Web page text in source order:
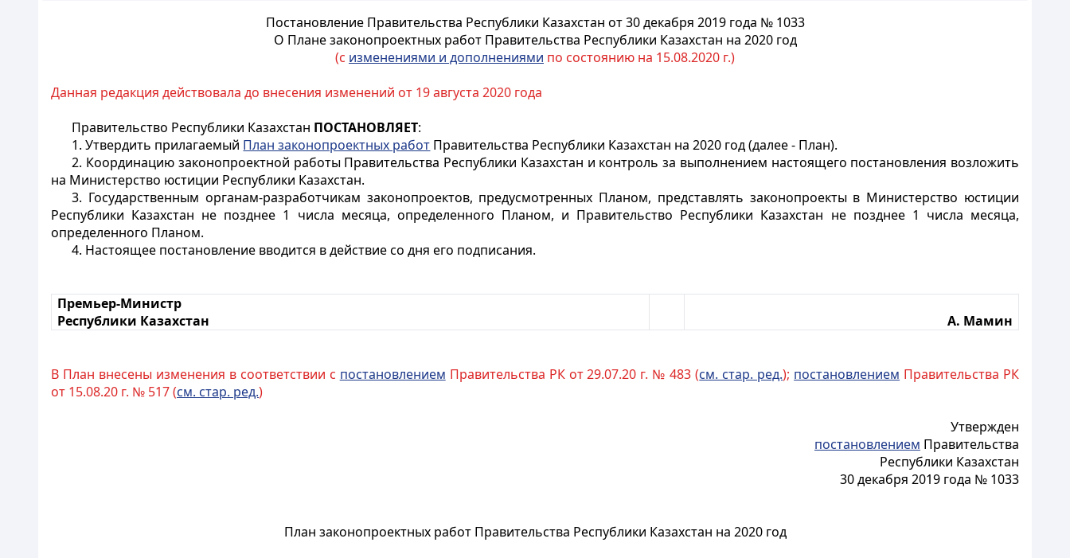
Постановление Правительства Республики Казахстан от 30 декабря 2019 года № 1033
О Плане законопроектных работ Правительства Республики Казахстан на 2020 год
(с изменениями и дополнениями по состоянию на 15.08.2020 г.)
Данная редакция действовала до внесения изменений от 19 августа 2020 года
Правительство Республики Казахстан ПОСТАНОВЛЯЕТ:
1. Утвердить прилагаемый План законопроектных работ Правительства Республики Казахстан на 2020 год (далее - План).
2. Координацию законопроектной работы Правительства Республики Казахстан и контроль за выполнением настоящего постановления возложить
на Министерство юстиции Республики Казахстан.
3. Государственным органам-разработчикам законопроектов, предусмотренных Планом, представлять законопроекты в Министерство юстиции
Республики Казахстан не позднее 1 числа месяца, определенного Планом, и Правительство Республики Казахстан не позднее 1 числа месяца,
определенного Планом.
4. Настоящее постановление вводится в действие со дня его подписания.
Премьер-Министр
Республики Казахстан
А. Мамин
В План внесены изменения в соответствии с постановлением Правительства РК от 29.07.20 г. № 483 (см. стар. ред.); постановлением Правительства РК
от 15.08.20 г. № 517 (см. стар. ред.)
Утвержден
постановлением Правительства
Республики Казахстан
30 декабря 2019 года № 1033
План законопроектных работ Правительства Республики Казахстан на 2020 год